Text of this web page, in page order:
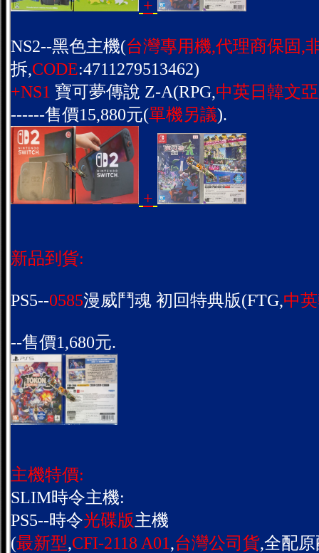
+
NS2--黑色主機(台灣專用機,代理商保固,
拆,CODE:4711279513462)
+NS1 寶可夢傳說 Z-A(RPG,中英日韓文
------售價15,880元(單機另議).
+
新品到貨:
PS5--0585漫威鬥魂 初回特典版(FTG,中
--售價1,680元.
主機特價:
SLIM時令主機:
PS5--時令光碟版主機
(最新型,CFI-2118 A01,台灣公司貨,全配